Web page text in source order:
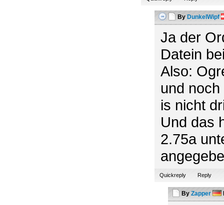
By DunkelWipf
Ja der
Datein
Also:
und
is nicht
Und das
2.75a
Quickreply Reply
By Zapper